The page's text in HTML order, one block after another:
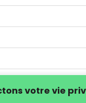
votre vie